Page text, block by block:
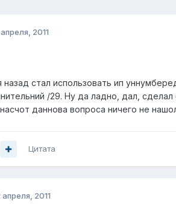
апреля, 2011
стал использовать ип
/29. Ну да ладно, дал,
даннова вопроса ничего не
Цитата
апреля, 2011